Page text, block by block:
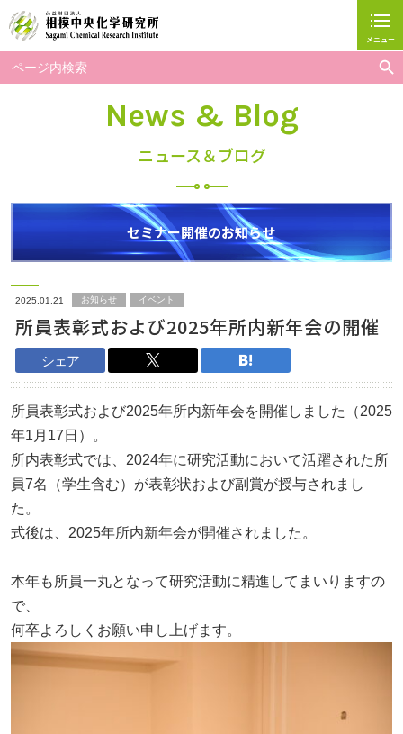
for:
Search
メニュー
閉じる
ホーム
相模中研について
研究事業
お問い合わせ
広報・人財育成事業
採用情報
アクセス
ニュース＆ブログ
ニュース
学会・報告会
セミナー・講演会
News & Blog
ニュース＆ブログ
セミナー開催のお知らせ
2025.01.21 お知らせ イベント
所員表彰式および2025年所内新年会の開催
シェア
所員表彰式および2025年所内新年会を開催しました（2025
年1月17日）。
所内表彰式では、2024年に研究活動において活躍された所
員7名（学生含む）が表彰状および副賞が授与されまし
た。
式後は、2025年所内新年会が開催されました。
本年も所員一丸となって研究活動に精進してまいりますの
で、
何卒よろしくお願い申し上げます。